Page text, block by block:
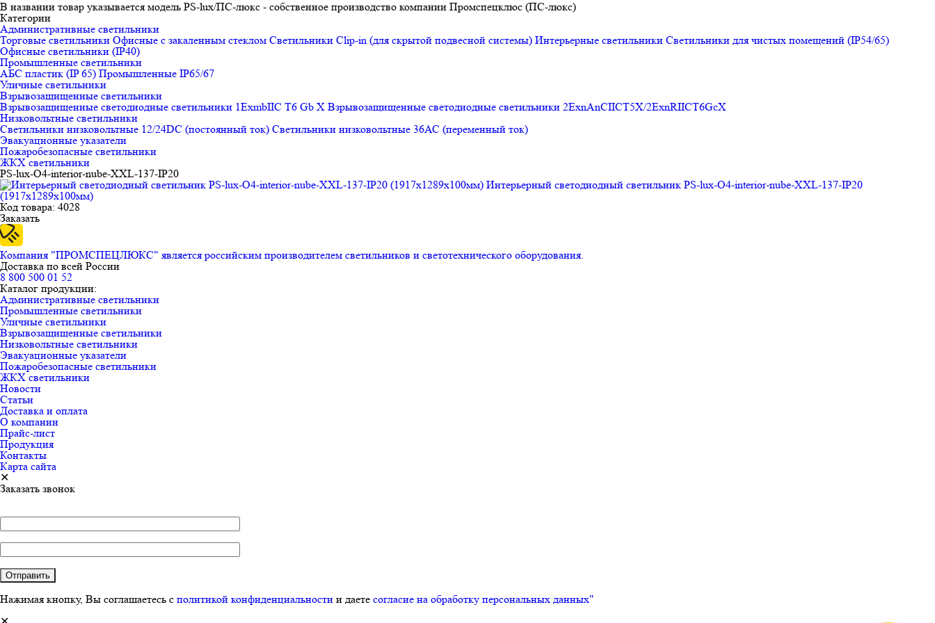
В названии товар указывается модель PS-lux/ПС-люкс - собственное производство компании Промспецклюс (ПС-люкс)
Категории
Административные светильники
Торговые светильники Офисные с закаленным стеклом Светильники Clip-in (для скрытой подвесной системы) Интерьерные светильники Светильники для чистых помещений (IP54/65)
Офисные светильники (IP40)
Промышленные светильники
АБС пластик (IP 65) Промышленные IP65/67
Уличные светильники
Взрывозащищенные светильники
Взрывозащищенные светодиодные светильники 1ExmbIIC T6 Gb X Взрывозащищенные светодиодные светильники 2ЕхnAnCIICT5X/2ExnRIICT6GcX
Низковольтные светильники
Светильники низковольтные 12/24DC (постоянный ток) Светильники низковольтные 36АС (переменный ток)
Эвакуационные указатели
Пожаробезопасные светильники
ЖКХ светильники
PS-lux-O4-interior-nube-XXL-137-IP20
Интерьерный светодиодный светильник PS-lux-O4-interior-nube-XXL-137-IP20
(1917x1289x100мм)
Код товара: 4028
Заказать
Компания "ПРОМСПЕЦЛЮКС" является российским производителем светильников и светотехнического оборудования.
Доставка по всей России
8 800 500 01 52
Каталог продукции:
Административные светильники
Промышленные светильники
Уличные светильники
Взрывозащищенные светильники
Низковольтные светильники
Эвакуационные указатели
Пожаробезопасные светильники
ЖКХ светильники
Новости
Статьи
Доставка и оплата
О компании
Прайс-лист
Продукция
Контакты
Карта сайта
✕
Заказать звонок
Нажимая кнопку, Вы соглашаетесь с политикой конфиденциальности и даете согласие на обработку персональных данных"